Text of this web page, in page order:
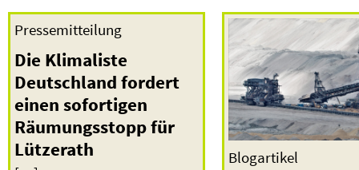
Pressemitteilung
Die Klimaliste
Deutschland fordert
einen sofortigen
Räumungsstopp für
Lützerath
Blogartikel